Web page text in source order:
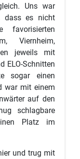
Uns war
dass es nicht
favorisierten
Viernheim,
jeweils mit
ELO-Schnitten
sogar einen
war mit einem
auf den
schlagbare
Platz im
und trug mit